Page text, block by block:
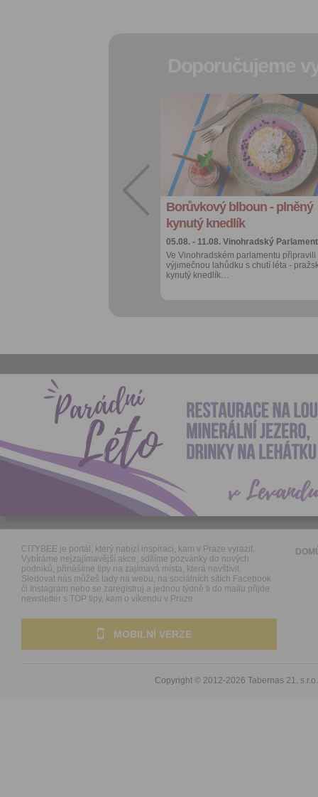
Borůvkový blboun - plněný
kynutý knedlík
05.08. - 11.08. Vinohradský Parlament
Ve Vinohradském parlamentu připravili
výjimečnou lahůdku s chutí léta -
kynutý knedlík…
Přidat do
oblíbených
Sdílet:
Facebook
export do
kalendáře
Více výhod pro
přihlášené
CITYBEE je portál, který nabízí inspiraci, kam v Praze vyrazit.
Vybíráme nejzajímavější akce, sdílíme pozvánky do nových
podniků, přinášíme tipy na zajímavá místa, která navštívit.
Sledovat nás můžeš tady na webu, na sociálních sítích Facebook
či Instagram nebo se zaregistruj a jednou týdně ti do mailu přijde
newsletter s TOP tipy, kam o víkendu v Praze.
MOBILNÍ VERZE
Copyright © 2012-2026 Tabernas 21, s.r.o.